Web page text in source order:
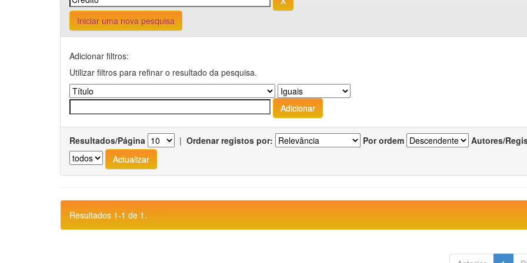
Iniciar uma nova pesquisa
Adicionar filtros:
Utilizar filtros para refinar o resultado da pesquisa.
Resultados/Página | Ordenar registos por: Por ordem Autores/
Resultados 1-1 de 1.